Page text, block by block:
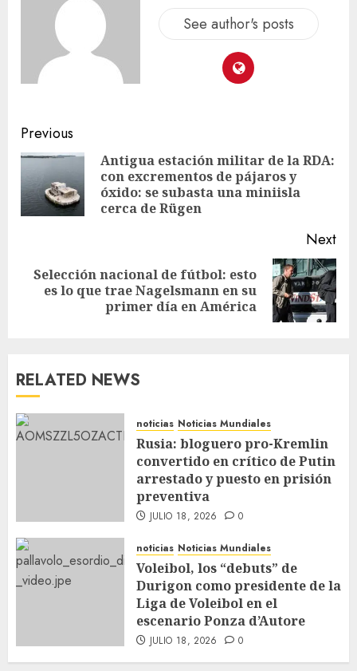
See author's posts
Previous
Antigua estación militar de la RDA:
con excrementos de pájaros y
óxido: se subasta una miniisla
cerca de Rügen
Next
Selección nacional de fútbol: esto
es lo que trae Nagelsmann en su
primer día en América
RELATED NEWS
noticias Noticias Mundiales
Rusia: bloguero pro-Kremlin
convertido en crítico de Putin
arrestado y puesto en prisión
preventiva
JULIO 18, 2026 0
noticias Noticias Mundiales
Voleibol, los “debuts” de
Durigon como presidente de la
Liga de Voleibol en el
escenario Ponza d’Autore
JULIO 18, 2026 0